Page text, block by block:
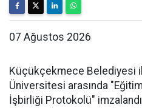
07 Ağustos 2026
Küçükçekmece Belediyesi
Üniversitesi arasında
İşbirliği Protokolü"